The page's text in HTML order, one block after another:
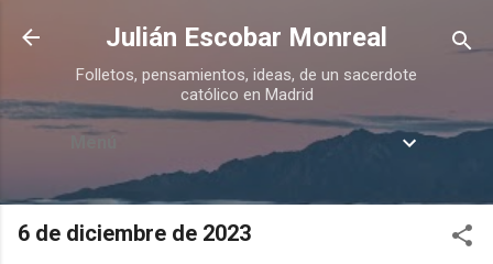
Ir al contenido principal
Julián Escobar Monreal
Folletos, pensamientos, ideas, de un sacerdote
católico en Madrid
Menú
6 de diciembre de 2023